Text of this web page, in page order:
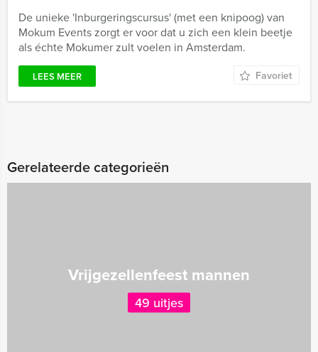
De unieke 'Inburgeringscursus' (met een knipoog) van
Mokum Events zorgt er voor dat u zich een klein beetje
als échte Mokumer zult voelen in Amsterdam.
LEES MEER Favoriet
Gerelateerde categorieën
Vrijgezellenfeest mannen
49 uitjes